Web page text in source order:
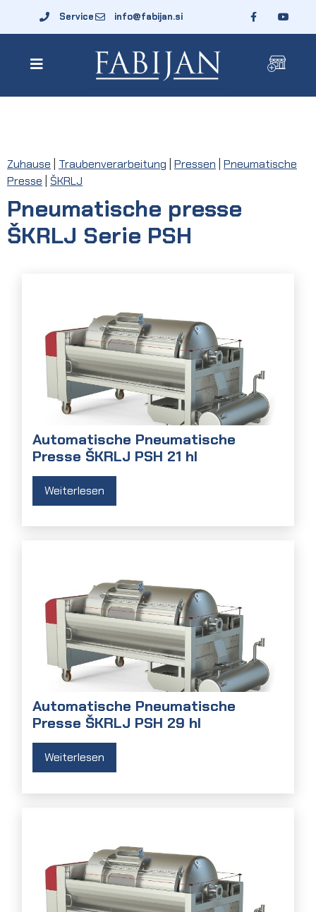
Service info@fabijan.si
Zuhause Traubenverarbeitung Pressen Pneumatische
Presse
ŠKRLJ
Pneumatische presse
ŠKRLJ Serie PSH
Automatische Pneumatische
Presse ŠKRLJ PSH 21 hl
Weiterlesen
Automatische Pneumatische
Presse ŠKRLJ PSH 29 hl
Weiterlesen